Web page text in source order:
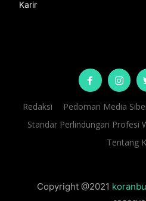
Karir
Redaksi Pedoman Media
Standar Perlindungan Profesi
Tentang
Copyright @2021